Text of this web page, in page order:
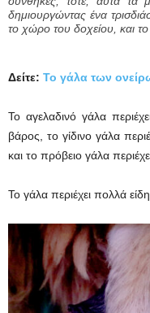
δημιουργώντας ένα
το χώρο του δοχείου, και το
Δείτε: Το γάλα των
Το αγελαδινό γάλα
βάρος, το γίδινο γάλα
και το πρόβειο γάλα
Το γάλα περιέχει πολλά